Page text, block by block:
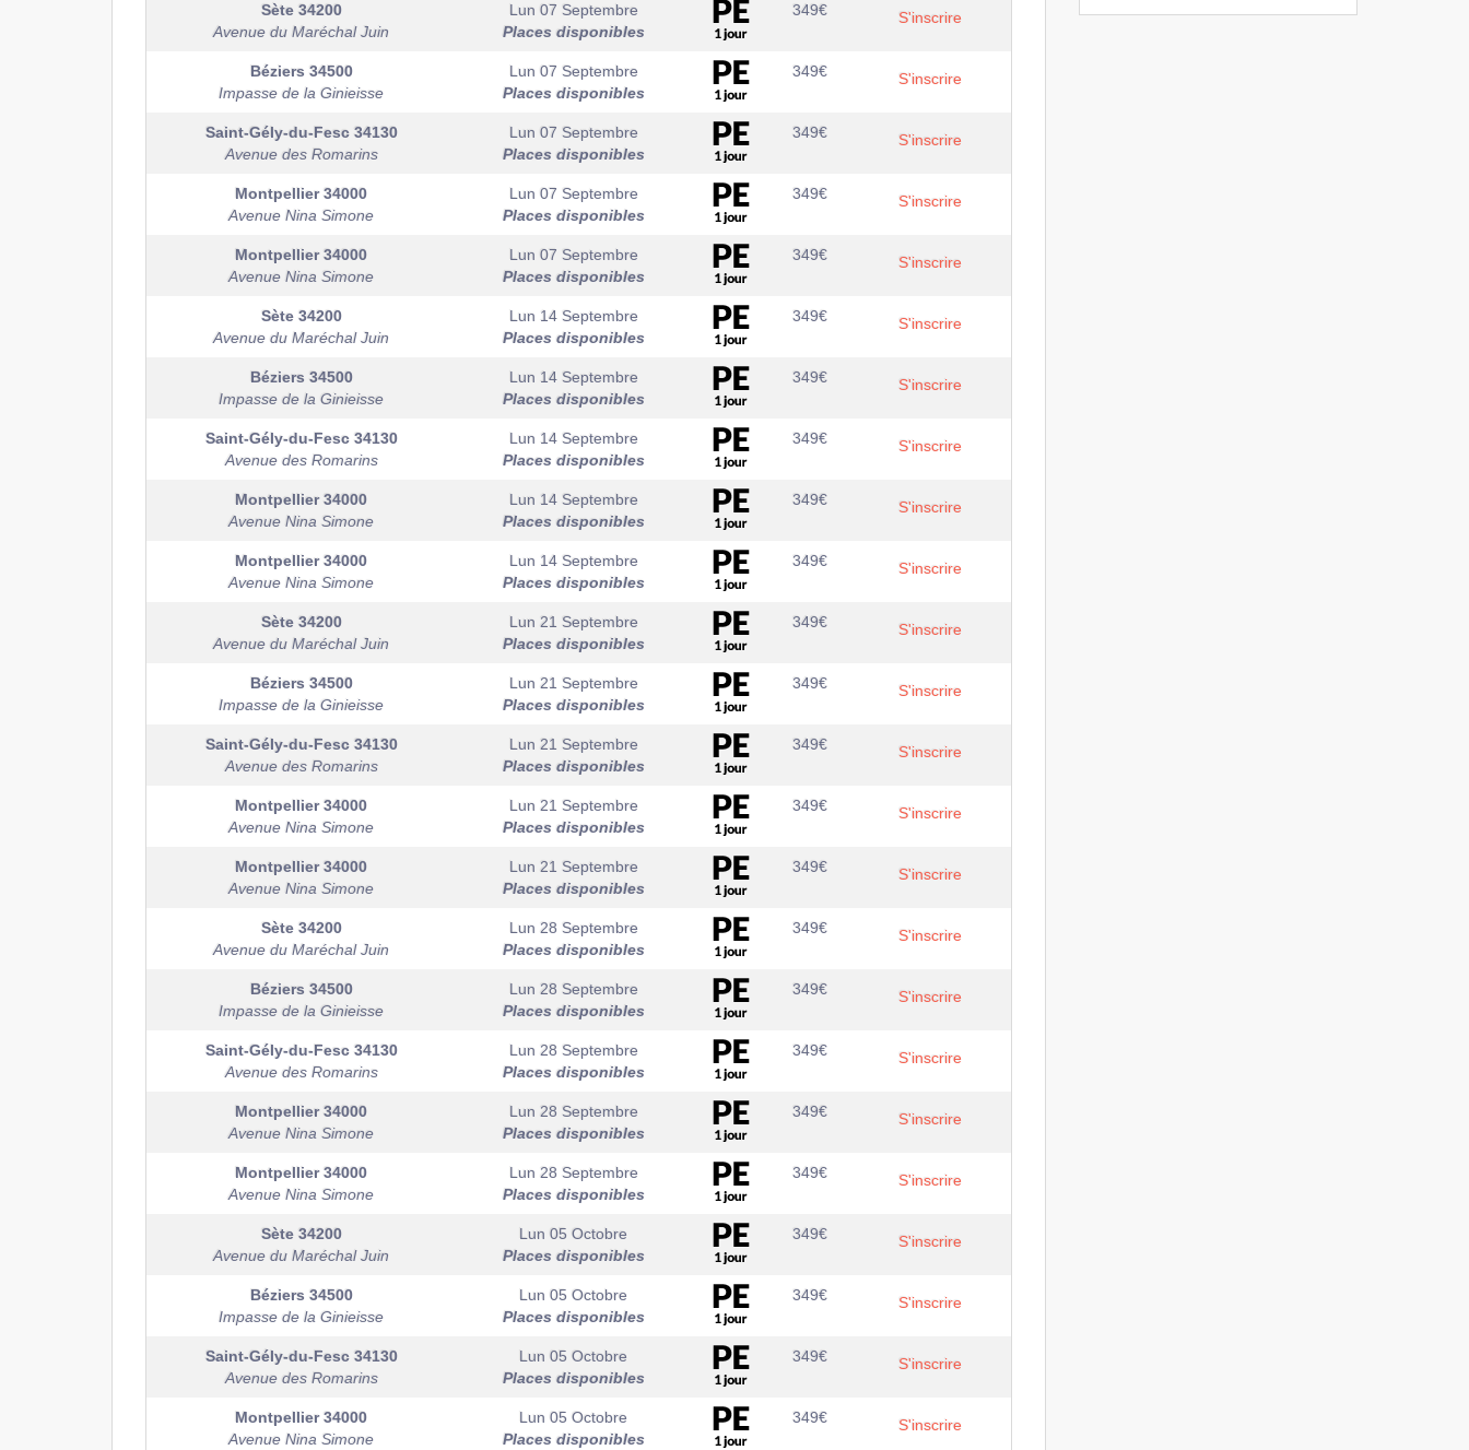
Sète 34200
Avenue du Maréchal Juin
Lun 07 Septembre
Places disponibles
349€ S'inscrire
Béziers 34500
Impasse de la Ginieisse
Lun 07 Septembre
Places disponibles
349€ S'inscrire
Saint-Gély-du-Fesc 34130
Avenue des Romarins
Lun 07 Septembre
Places disponibles
349€ S'inscrire
Montpellier34000
Avenue Nina Simone
Lun 07 Septembre
Places disponibles
349€ S'inscrire
Montpellier34000
Avenue Nina Simone
Lun 07 Septembre
Places disponibles
349€ S'inscrire
Sète 34200
Avenue du Maréchal Juin
Lun 14 Septembre
Places disponibles
349€ S'inscrire
Béziers 34500
Impasse de la Ginieisse
Lun 14 Septembre
Places disponibles
349€ S'inscrire
Saint-Gély-du-Fesc 34130
Avenue des Romarins
Lun 14 Septembre
Places disponibles
349€ S'inscrire
Montpellier34000
Avenue Nina Simone
Lun 14 Septembre
Places disponibles
349€ S'inscrire
Montpellier34000
Avenue Nina Simone
Lun 14 Septembre
Places disponibles
349€ S'inscrire
Sète 34200
Avenue du Maréchal Juin
Lun 21 Septembre
Places disponibles
349€ S'inscrire
Béziers 34500
Impasse de la Ginieisse
Lun 21 Septembre
Places disponibles
349€ S'inscrire
Saint-Gély-du-Fesc 34130
Avenue des Romarins
Lun 21 Septembre
Places disponibles
349€ S'inscrire
Montpellier34000
Avenue Nina Simone
Lun 21 Septembre
Places disponibles
349€ S'inscrire
Montpellier34000
Avenue Nina Simone
Lun 21 Septembre
Places disponibles
349€ S'inscrire
Sète 34200
Avenue du Maréchal Juin
Lun 28 Septembre
Places disponibles
349€ S'inscrire
Béziers 34500
Impasse de la Ginieisse
Lun 28 Septembre
Places disponibles
349€ S'inscrire
Saint-Gély-du-Fesc 34130
Avenue des Romarins
Lun 28 Septembre
Places disponibles
349€ S'inscrire
Montpellier34000
Avenue Nina Simone
Lun 28 Septembre
Places disponibles
349€ S'inscrire
Montpellier34000
Avenue Nina Simone
Lun 28 Septembre
Places disponibles
349€ S'inscrire
Sète 34200
Avenue du Maréchal Juin
Lun 05 Octobre
Places disponibles
349€ S'inscrire
Béziers 34500
Impasse de la Ginieisse
Lun 05 Octobre
Places disponibles
349€ S'inscrire
Saint-Gély-du-Fesc 34130
Avenue des Romarins
Lun 05 Octobre
Places disponibles
349€ S'inscrire
Montpellier34000
Avenue Nina Simone
Lun 05 Octobre
Places disponibles
349€ S'inscrire